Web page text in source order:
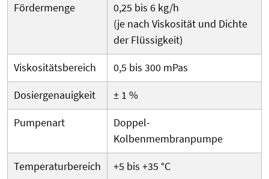
Fördermenge
0,25 bis 6 kg/h
(je nach Viskosität und Dichte
der Flüssigkeit)
Viskositätsbereich
0,5 bis 300 mPas
Dosiergenauigkeit
± 1 %
Pumpenart
Doppel-
Kolbenmembranpumpe
Temperaturbereich
+5 bis +35 °C